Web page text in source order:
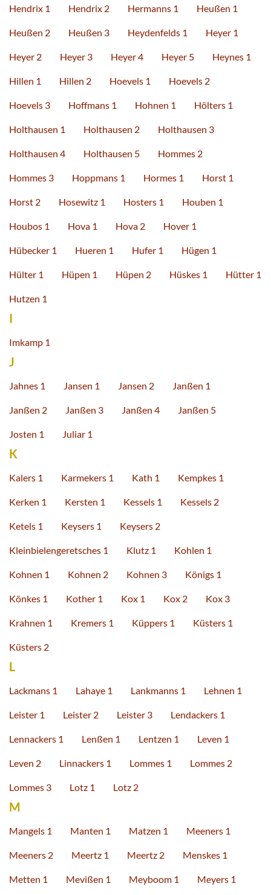
Hendrix 1 Hendrix 2 Hermanns 1 Heußen 1
Heußen 2 Heußen 3 Heydenfelds 1 Heyer 1
Heyer 2 Heyer 3 Heyer 4 Heyer 5 Heynes 1
Hillen 1 Hillen 2 Hoevels 1 Hoevels 2
Hoevels 3 Hoffmans 1 Hohnen 1 Hölters 1
Holthausen 1 Holthausen 2 Holthausen 3
Holthausen 4 Holthausen 5 Hommes 2
Hommes 3 Hoppmans 1 Hormes 1 Horst 1
Horst 2 Hosewitz 1 Hosters 1 Houben 1
Houbos 1 Hova 1 Hova 2 Hover 1
Hübecker 1 Hueren 1 Hufer 1 Hügen 1
Hülter 1 Hüpen 1 Hüpen 2 Hüskes 1 Hütter 1
Hutzen 1
I
Imkamp 1
J
Jahnes 1 Jansen 1 Jansen 2 Janßen 1
Janßen 2 Janßen 3 Janßen 4 Janßen 5
Josten 1 Juliar 1
K
Kalers 1 Karmekers 1 Kath 1 Kempkes 1
Kerken 1 Kersten 1 Kessels 1 Kessels 2
Ketels 1 Keysers 1 Keysers 2
Kleinbielengeretsches 1 Klutz 1 Kohlen 1
Kohnen 1 Kohnen 2 Kohnen 3 Königs 1
Könkes 1 Kother 1 Kox 1 Kox 2 Kox 3
Krahnen 1 Kremers 1 Küppers 1 Küsters 1
Küsters 2
L
Lackmans 1 Lahaye 1 Lankmanns 1 Lehnen 1
Leister 1 Leister 2 Leister 3 Lendackers 1
Lennackers 1 Lenßen 1 Lentzen 1 Leven 1
Leven 2 Linnackers 1 Lommes 1 Lommes 2
Lommes 3 Lotz 1 Lotz 2
M
Mangels 1 Manten 1 Matzen 1 Meeners 1
Meeners 2 Meertz 1 Meertz 2 Menskes 1
Metten 1 Mevißen 1 Meyboom 1 Meyers 1